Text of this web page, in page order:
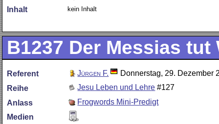
Inhalt
kein Inhalt
B1237 Der Messias tut
Referent Jürgen F.
Donnerstag, 29. Dezember
Reihe
Jesu Leben und Lehre #127
Anlass
Frogwords Mini-Predigt
Medien